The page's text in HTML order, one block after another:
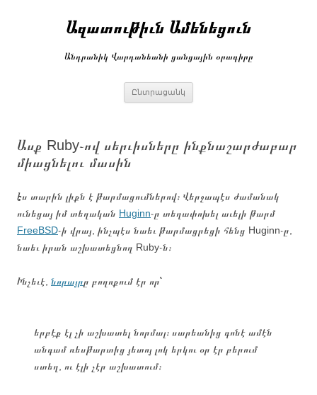
Ազատութիւն Ամենեցուն
Անդրանիկ Վարդանեանի ցանցային օրագիրը
Ընտրացանկ
Ասք Ruby֊ով սերւիսները ինքնաշարժաբար
միացնելու մասին
Էս տարին լիքն է թարմացումներով։ Վերջապէս ժամանակ
ունեցայ իմ տեղական Huginn֊ը տեղափոխել աւելի թարմ
FreeBSD֊ի վրայ, ինչպէս նաեւ թարմացրեցի հենց Huginn֊ը,
նաեւ իրան աշխատեցնող Ruby֊ն։
Ինչեւէ, նորայրը բողոքում էր որ՝
երբէք էլ չի աշխատել նորմալ։ սարեանից գոնէ ամէն
անգամ ռեսթարտից յետոյ լոկ երկու օր էր բերում
ստեղ, ու էլի չէր աշխատում։